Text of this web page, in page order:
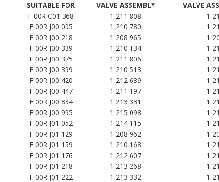
SUITABLE FOR VALVE ASSEMBLY
VALVE
F 00R C01 368
1 211 808
1
F 00R J00 005
1 210 780
1
F 00RJ00 218 1 208 965
1
F 00RJ00 339 1 210 134
1
F 00RJ00 375 1 211 806
1
F 00RJ00 399 1 210 513
1
F 00RJ00 420 1 212 689
1
F 00RJ00 447 1 211 197
1
F 00RJ00 834 1 213 331
1
F 00RJ00 995 1 215 098
1
F 00R J01 052
1 214 115
1
F 00RJ01 129 1 208 962
1
F 00RJ01 159 1 210 168
1
F 00RJ01 176 1 212 607
1
F 00RJ01 218 1 213 268
1
F 00RJ01 222 1 213 332
1